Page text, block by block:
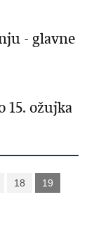
- glavne
15. ožujka
18
19